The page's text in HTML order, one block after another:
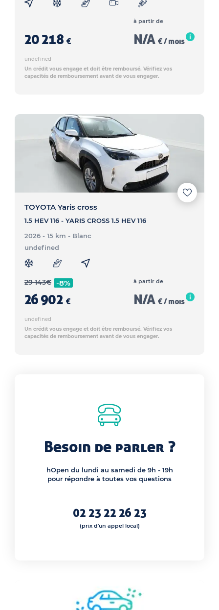
20 218 €
à partir de
N/A € / mois
undefined
Un crédit vous engage et doit être remboursé. Vérifiez vos
capacités de remboursement avant de vous engager.
TOYOTA Yaris cross
1.5 HEV 116 - YARIS CROSS 1.5 HEV 116
2026 - 15 km - Blanc
undefined
29 143€ -8%
26 902 €
à partir de
N/A € / mois
undefined
Un crédit vous engage et doit être remboursé. Vérifiez vos
capacités de remboursement avant de vous engager.
Besoin de parler ?
hOpen du lundi au samedi de 9h - 19h
pour répondre à toutes vos questions
02 23 22 26 23
(prix d'un appel local)